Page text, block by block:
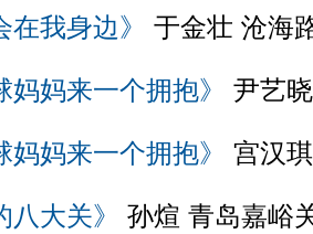
在我身边》 于金壮 沧海
妈妈来一个拥抱》 尹艺
妈妈来一个拥抱》 宫汉
八大关》 孙煊 青岛嘉峪